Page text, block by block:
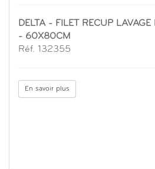
DELTA - FILET RECUP
- 60X80CM
Réf. 132355
En savoir plus